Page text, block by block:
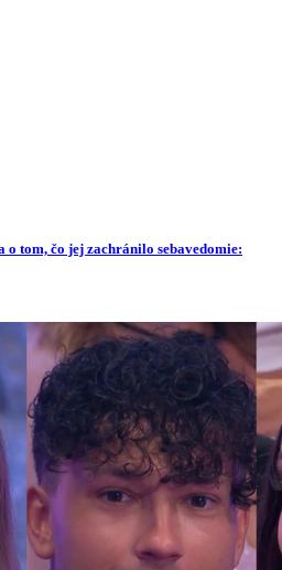
tom, čo jej zachránilo sebavedomie: